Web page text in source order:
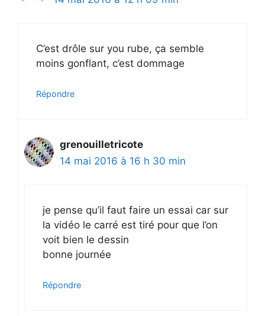
C’est drôle sur you rube, ça semble
moins gonflant, c’est dommage
Répondre
grenouilletricote
14 mai 2016 à 16 h 30 min
je pense qu’il faut faire un essai car sur
la vidéo le carré est tiré pour que l’on
voit bien le dessin
bonne journée
Répondre